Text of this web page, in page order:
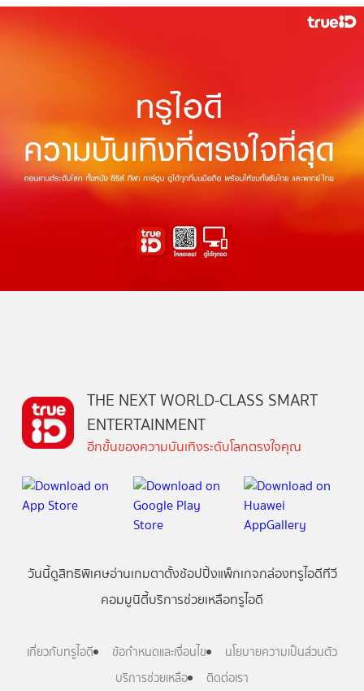
THE NEXT WORLD-CLASS SMART
ENTERTAINMENT
อีกขั้นของความบันเทิงระดับโลกตรงใจคุณ
วันนี้ดูสิทธิพิเศษอ่านเกมตาตั้งช้อปปิ้งแพ็กเกจกล่องทรูไอดีทีวี
คอมมูนิตี้บริการช่วยเหลือทรูไอดี
เกี่ยวกับทรูไอดี ข้อกำหนดและเงื่อนไข
นโยบายความเป็นส่วนตัว
บริการช่วยเหลือ
ติดต่อเรา